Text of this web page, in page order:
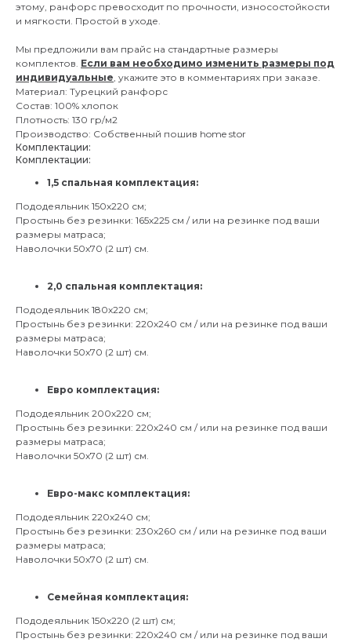
этому, ранфорс превосходит по прочности, износостойкости
и мягкости. Простой в уходе.
Мы предложили вам прайс на стандартные размеры
комплектов. Если вам необходимо изменить размеры под
индивидуальные, укажите это в комментариях при заказе.
Материал: Турецкий ранфорс
Состав: 100% хлопок
Плотность: 130 гр/м2
Производство: Собственный пошив home stor
Комплектации:
Комплектации:
1,5 спальная комплектация:
Пододеяльник 150х220 см;
Простынь без резинки: 165х225 см / или на резинке под ваши
размеры матраса;
Наволочки 50х70 (2 шт) см.
2,0 спальная комплектация:
Пододеяльник 180х220 см;
Простынь без резинки: 220х240 см / или на резинке под ваши
размеры матраса;
Наволочки 50х70 (2 шт) см.
Евро комплектация:
Пододеяльник 200х220 см;
Простынь без резинки: 220х240 см / или на резинке под ваши
размеры матраса;
Наволочки 50х70 (2 шт) см.
Евро-макс комплектация:
Пододеяльник 220х240 см;
Простынь без резинки: 230х260 см / или на резинке под ваши
размеры матраса;
Наволочки 50х70 (2 шт) см.
Семейная комплектация:
Пододеяльник 150х220 (2 шт) см;
Простынь без резинки: 220х240 см / или на резинке под ваши